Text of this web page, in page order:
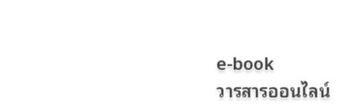
e-book
วารสารออนไลน์